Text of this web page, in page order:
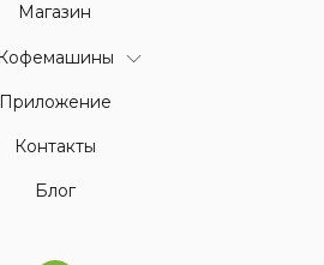
Магазин
Кофемашины
Приложение
Контакты
Блог